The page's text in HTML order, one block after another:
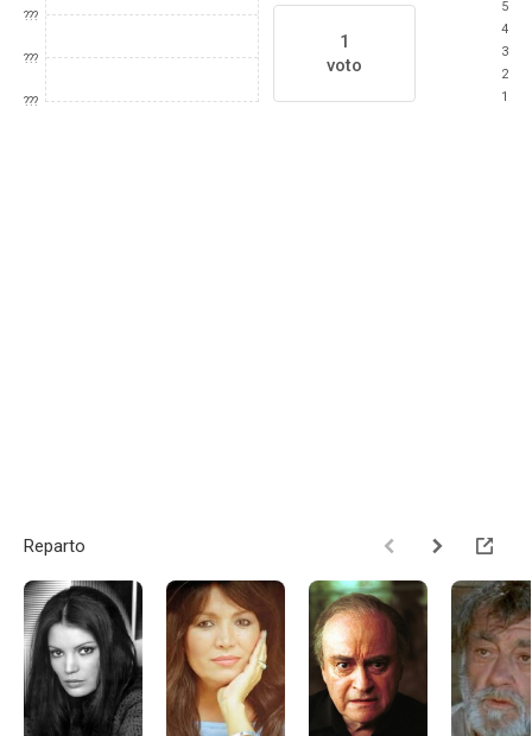
???
???
???
1
voto
5
4
3
2
1
Reparto